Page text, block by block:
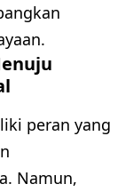
peran yang
Namun,